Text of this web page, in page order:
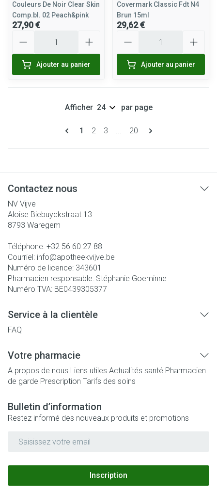
Couleurs De Noir Clear Skin
Comp.bl. 02 Peach&pink
27,90 €
Ajouter au panier
Covermark Classic Fdt N4
Brun 15ml
29,62 €
Ajouter au panier
Pages
Vous lisez actuellement la page
1 Page
2 Page
3 ... Page
20
Afficher par page
Contactez nous
NV Vijve
Aloise Biebuyckstraat 13
8793 Waregem
Téléphone: +32 56 60 27 88
Courriel: info@apotheekvijve.be
Numéro de licence: 343601
Pharmacien responsable: Stéphanie Goeminne
Numéro TVA: BE0439305377
Service à la clientèle
FAQ
Votre pharmacie
A propos de nous Liens utiles Actualités santé Pharmacien
de garde Prescription Tarifs des soins
Bulletin d’information
Restez informé des nouveaux produits et promotions
Inscription